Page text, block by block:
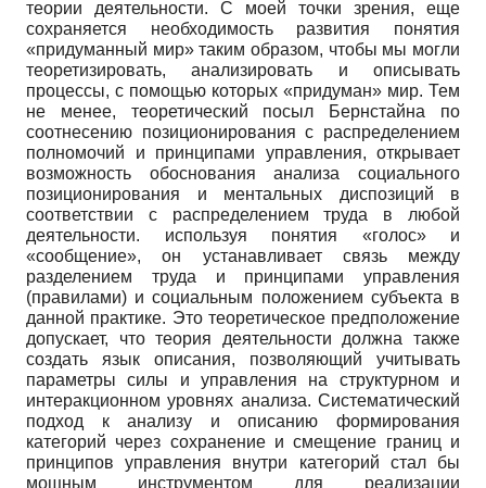
теории деятельности. С моей точки зрения, еще
сохраняется необходимость развития понятия
«придуманный мир» таким образом, чтобы мы могли
теоретизировать, анализировать и описывать
процессы, с помощью которых «придуман» мир. Тем
не менее, теоретический посыл Бернстайна по
соотнесению позиционирования с распределением
полномочий и принципами управления, открывает
возможность обоснования анализа социального
позиционирования и ментальных диспозиций в
соответствии с распределением труда в любой
деятельности. используя понятия «голос» и
«сообщение», он устанавливает связь между
разделением труда и принципами управления
(правилами) и социальным положением субъекта в
данной практике. Это теоретическое предположение
допускает, что теория деятельности должна также
создать язык описания, позволяющий учитывать
параметры силы и управления на структурном и
интеракционном уровнях анализа. Систематический
подход к анализу и описанию формирования
категорий через сохранение и смещение границ и
принципов управления внутри категорий стал бы
мощным инструментом для реализации